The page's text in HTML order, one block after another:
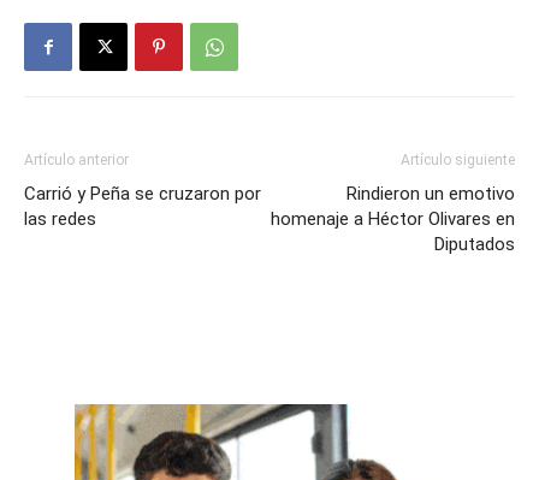
Artículo anterior
Carrió y Peña se cruzaron por
las redes
Artículo siguiente
Rindieron un emotivo
homenaje a Héctor Olivares en
Diputados